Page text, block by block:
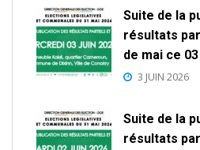
Suite de la
résultats
de mai ce
3 JUIN 2026
Suite de la
résultats